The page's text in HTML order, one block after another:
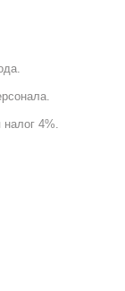
4%.